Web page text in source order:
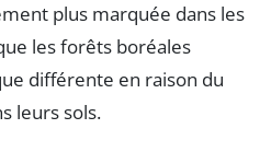
plus marquée dans les
les forêts boréales
différente en raison du
leurs sols.